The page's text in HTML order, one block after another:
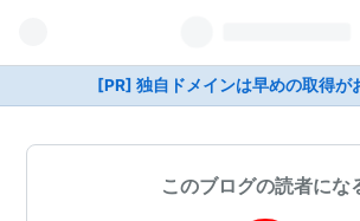
[PR] 独自ドメインは早めの取得が
このブログの読者にな